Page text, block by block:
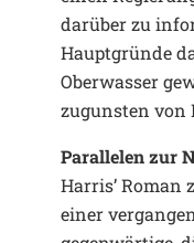
darüber zu
Hauptgründe
Oberwasser
zugunsten von
Parallelen zur
Harris’ Roman
einer